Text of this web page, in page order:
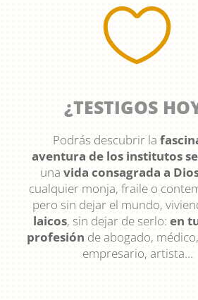

¿TESTIGOS
Podrás descubrir la
aventura de los institutos
una vida consagrada a
cualquier monja, fraile o
pero sin dejar el mundo,
laicos, sin dejar de serlo: en
profesión de abogado,
empresario, artista…